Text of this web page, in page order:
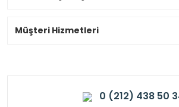
Müşteri Hizmetleri
0 (212) 438 50